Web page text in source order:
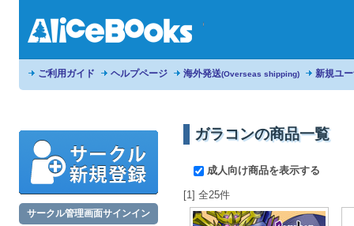
ご利用ガイド ヘルプページ 海外発送(Overseas shipping) 新規ユ
サークル管理画面サインイン
ガラコンの商品一覧
成人向け商品を表示する
[1] 全25件